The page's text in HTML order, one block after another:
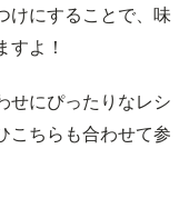
けにすることで、味
すよ！
せにぴったりなレシ
こちらも合わせて参